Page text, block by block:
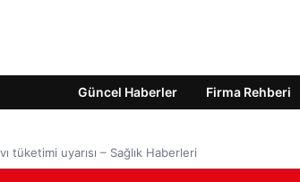
Güncel Haberler Firma Rehberi
tüketimi uyarısı – Sağlık Haberleri